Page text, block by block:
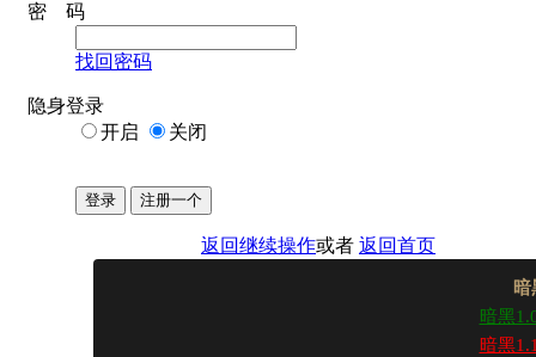
密 码
找回密码
隐身登录
开启
关闭
登录 注册一个
返回继续操作或者 返回首页
暗
暗黑
暗黑